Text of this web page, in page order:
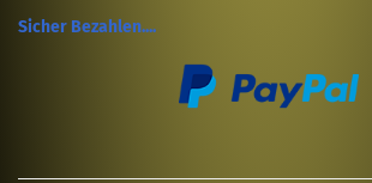
Sicher Bezahlen....